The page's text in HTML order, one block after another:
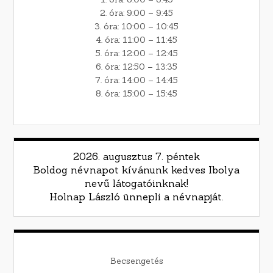
2. óra: 9:00 – 9:45
3. óra: 10:00 – 10:45
4. óra: 11:00 – 11:45
5. óra: 12:00 – 12:45
6. óra: 12:50 – 13:35
7. óra: 14:00 – 14:45
8. óra: 15:00 – 15:45
2026. augusztus 7. péntek
Boldog névnapot kívánunk kedves Ibolya
nevű látogatóinknak!
Holnap László ünnepli a névnapját.
Becsengetés